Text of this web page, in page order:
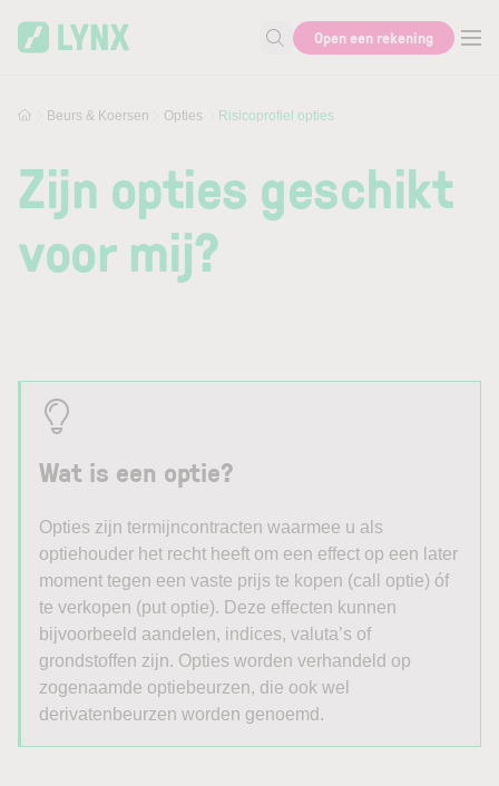
Zoek naar informatie
Open een rekening
Beurs & Koersen Opties Risicoprofiel opties
Zijn opties geschikt
voor mij?
Wat is een optie?
Opties zijn termijncontracten waarmee u als
optiehouder het recht heeft om een effect op een later
moment tegen een vaste prijs te kopen (call optie) óf
te verkopen (put optie). Deze effecten kunnen
bijvoorbeeld aandelen, indices, valuta’s of
grondstoffen zijn. Opties worden verhandeld op
zogenaamde optiebeurzen, die ook wel
derivatenbeurzen worden genoemd.